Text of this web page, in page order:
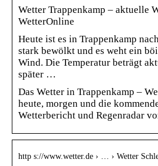
Wetter Trappenkamp – aktuelle
WetterOnline
Heute ist es in Trappenkamp
stark bewölkt und es weht ein
Wind. Die Temperatur beträgt
später …
Das Wetter in Trappenkamp –
heute, morgen und die
Wetterbericht und Regenradar
http s://www.wetter.de › … › Wetter